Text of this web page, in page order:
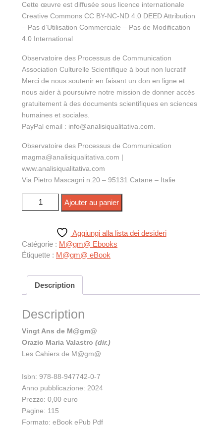
Cette œuvre est diffusée sous licence internationale
Creative Commons CC BY-NC-ND 4.0 DEED Attribution
– Pas d’Utilisation Commerciale – Pas de Modification
4.0 International
Observatoire des Processus de Communication
Association Culturelle Scientifique à bout non lucratif
Merci de nous soutenir en faisant un don en ligne et
nous aider à poursuivre notre mission de donner accès
gratuitement à des documents scientifiques en sciences
humaines et sociales.
PayPal email : info@analisiqualitativa.com.
Observatoire des Processus de Communication
magma@analisiqualitativa.com |
www.analisiqualitativa.com
Via Pietro Mascagni n.20 – 95131 Catane – Italie
quantité de Vingt Ans de M@gm@
Ajouter au panier
Aggiungi alla lista dei desideri
Catégorie : M@gm@ Ebooks
Étiquette : M@gm@ eBook
Description
Description
Vingt Ans de M@gm@
Orazio Maria Valastro (dir.)
Les Cahiers de M@gm@
Isbn: 978-88-947742-0-7
Anno pubblicazione: 2024
Prezzo: 0,00 euro
Pagine: 115
Formato: eBook ePub Pdf